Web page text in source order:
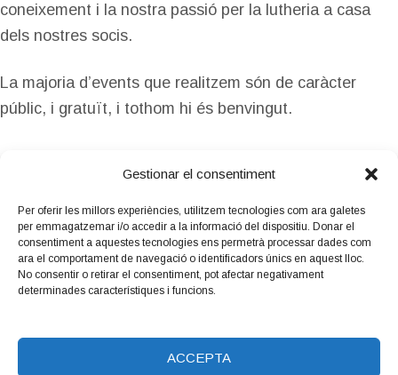
Gestionar el consentiment
Per oferir les millors experiències, utilitzem tecnologies com ara galetes
per emmagatzemar i/o accedir a la informació del dispositiu. Donar el
consentiment a aquestes tecnologies ens permetrà processar dades com
ara el comportament de navegació o identificadors únics en aquest lloc.
No consentir o retirar el consentiment, pot afectar negativament
determinades característiques i funcions.
ACCEPTA
coneixement i la nostra passió per la lutheria a casa
dels nostres socis.
La majoria d’events que realitzem són de caràcter
públic, i gratuït, i tothom hi és benvingut.
Amb el suport
de: